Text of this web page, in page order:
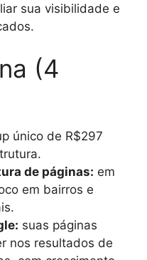
sua visibilidade e
(4
único de R$297
de páginas: em
em bairros e
suas páginas
nos resultados de